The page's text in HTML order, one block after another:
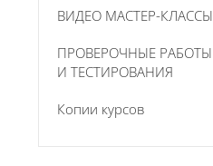
ВИДЕО МАСТЕР-КЛАССЫ
ПРОВЕРОЧНЫЕ РАБОТЫ
И ТЕСТИРОВАНИЯ
Копии курсов